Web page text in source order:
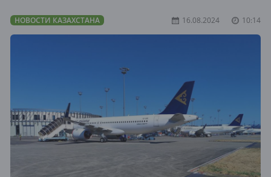
НОВОСТИ КАЗАХСТАНА 16.08.2024 10:14